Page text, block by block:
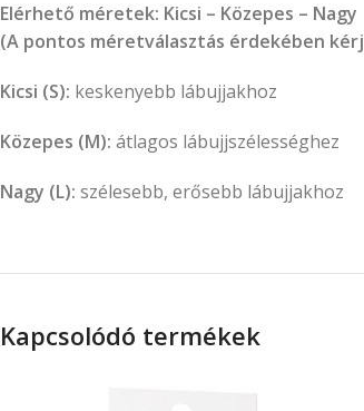
Elérhető méretek: Kicsi – Közepes – Nagy
(A pontos méretválasztás érdekében
Kicsi (S): keskenyebb lábujjakhoz
Közepes (M): átlagos lábujjszélességhez
Nagy (L): szélesebb, erősebb lábujjakhoz
Kapcsolódó termékek